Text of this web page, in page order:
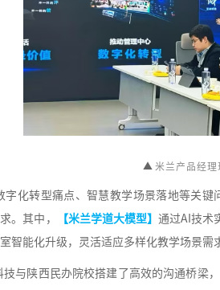
▲ 米兰产品经
字化转型痛点、智慧教学场景落地等关
。其中， 【米兰学道大模型】 通过AI技术
智能化升级，灵活适应多样化教学场景
技与陕西民办院校搭建了高效的沟通桥梁